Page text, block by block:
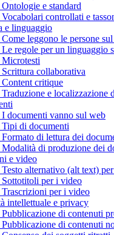
e standard
controllati e
e linguaggio
leggono le persone
regole per un linguaggio
collaborativa
critique
e localizzazione
documenti vanno sul web
di documenti
di lettura dei
di produzione dei
e video
alternativo (alt text)
Sottotitoli per i video
per i video
intellettuale e privacy
di contenuti
di contenuti